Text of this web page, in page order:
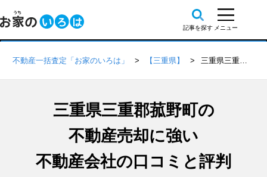
不動産一括査定「お家のいろは」 【三重県】 三重県三重郡菰野町の不動産会社 口コミ・評判一覧
三重県三重郡菰野町の
不動産売却に強い
不動産会社の口コミと評判